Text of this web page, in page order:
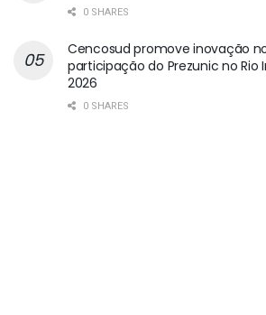
0 SHARES
Cencosud promove inovação
participação do Prezunic no Rio
2026
0 SHARES